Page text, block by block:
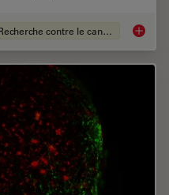
Recherche contre le cancer